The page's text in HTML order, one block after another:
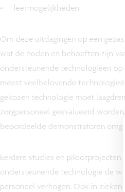
leermogelijkheden
Om deze uitdagingen op een
wat de noden en behoeften zijn
ondersteunende technologieën
meest veelbelovende
gekozen technologie moet
zorgpersoneel geëvalueerd
beoordeelde demonstratoren
Eerdere studies en
ondersteunende technologie de
personeel verhogen. Ook in